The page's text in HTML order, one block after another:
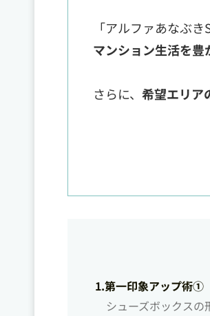
「アルファあなぶ
マンション生活を豊
さらに、 希望エリア
1.第一印象アップ術
シューズボックスの